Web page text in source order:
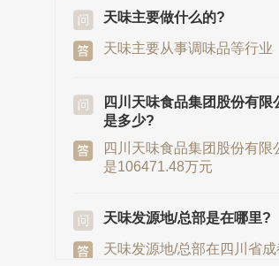
天味主要做什么的?
天味主要从事调味品等行业
四川天味食品集团股份有限
是多少?
四川天味食品集团股份有限
是106471.48万元
天味发源地/总部是在哪里?
天味发源地/总部在四川省